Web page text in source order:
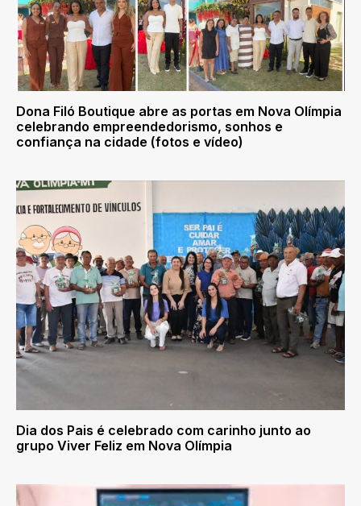
Dona Filó Boutique abre as portas em Nova Olímpia
celebrando empreendedorismo, sonhos e
confiança na cidade (fotos e vídeo)
Dia dos Pais é celebrado com carinho junto ao
grupo Viver Feliz em Nova Olímpia